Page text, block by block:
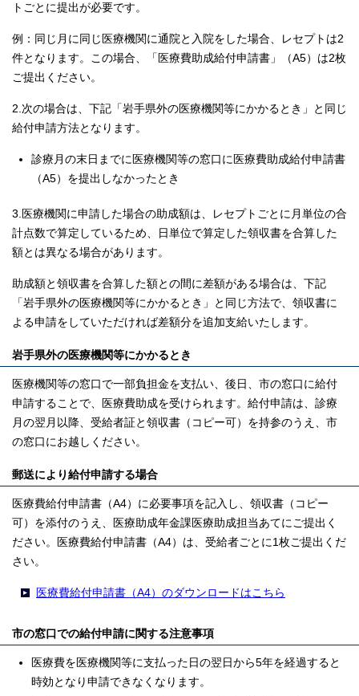
トごとに提出が必要です。
例：同じ月に同じ医療機関に通院と入院をした場合、レセプトは2
件となります。この場合、「医療費助成給付申請書」（A5）は2枚
ご提出ください。
2.次の場合は、下記「岩手県外の医療機関等にかかるとき」と同じ
給付申請方法となります。
診療月の末日までに医療機関等の窓口に医療費助成給付申請書
（A5）を提出しなかったとき
3.医療機関に申請した場合の助成額は、レセプトごとに月単位の合
計点数で算定しているため、日単位で算定した領収書を合算した
額とは異なる場合があります。
助成額と領収書を合算した額との間に差額がある場合は、下記
「岩手県外の医療機関等にかかるとき」と同じ方法で、領収書に
よる申請をしていただければ差額分を追加支給いたします。
岩手県外の医療機関等にかかるとき
医療機関等の窓口で一部負担金を支払い、後日、市の窓口に給付
申請することで、医療費助成を受けられます。給付申請は、診療
月の翌月以降、受給者証と領収書（コピー可）を持参のうえ、市
の窓口にお越しください。
郵送により給付申請する場合
医療費給付申請書（A4）に必要事項を記入し、領収書（コピー
可）を添付のうえ、医療助成年金課医療助成担当あてにご提出く
ださい。医療費給付申請書（A4）は、受給者ごとに1枚ご提出くだ
さい。
医療費給付申請書（A4）のダウンロードはこちら
市の窓口での給付申請に関する注意事項
医療費を医療機関等に支払った日の翌日から5年を経過すると
時効となり申請できなくなります。